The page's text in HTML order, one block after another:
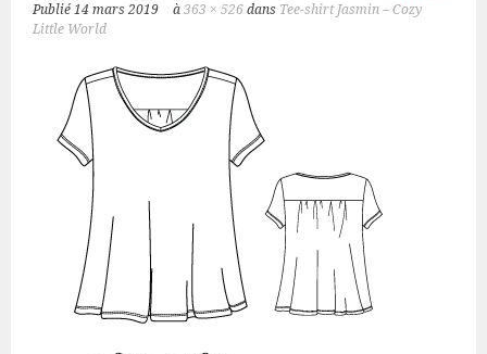
Publié 14 mars 2019 à363 × 526 dans Tee-shirt Jasmin – Cozy
Little World